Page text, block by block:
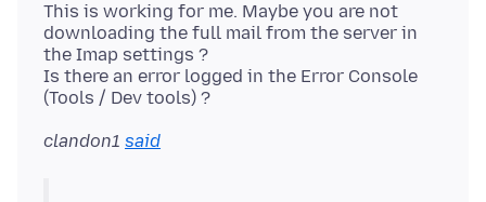
This is working for me. Maybe you are not
downloading the full mail from the server in
the Imap settings ?
Is there an error logged in the Error Console
clandon1 said